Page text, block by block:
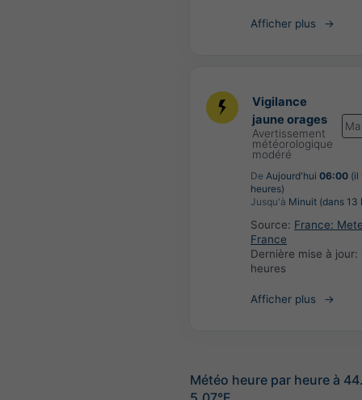
Afficher plus
Vigilance
jaune orages
Avertissement
météorologique
modéré
De Aujourd'hui 06:00 (il
heures)
Jusqu'à Minuit (dans 13
Source: France:
France
Dernière mise à jour:
heures
Afficher plus
Météo heure par heure à